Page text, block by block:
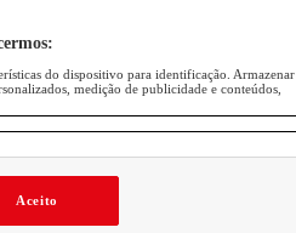
do dispositivo para identificação. Armazenar
medição de publicidade e conteúdos,
Aceito